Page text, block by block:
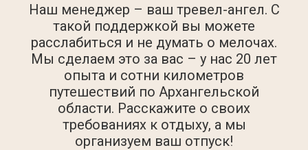
Наш менеджер – ваш тревел-ангел. С
такой поддержкой вы можете
расслабиться и не думать о мелочах.
Мы сделаем это за вас – у нас 20 лет
опыта и сотни километров
путешествий по Архангельской
области. Расскажите о своих
требованиях к отдыху, а мы
организуем ваш отпуск!